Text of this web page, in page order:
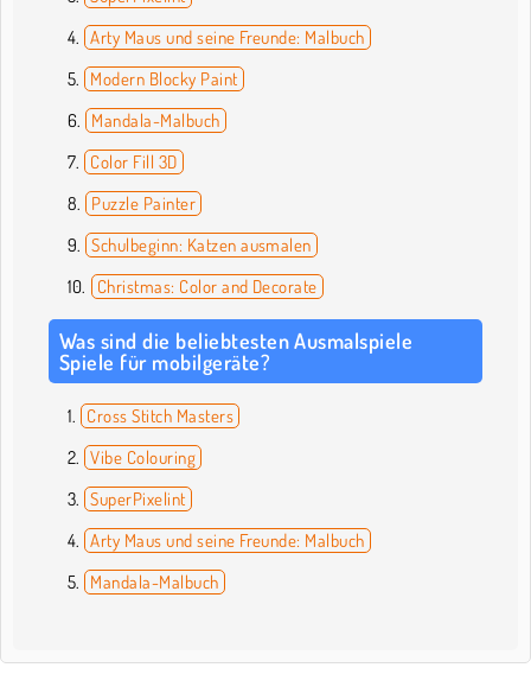
Arty Maus und seine Freunde: Malbuch
Modern Blocky Paint
Mandala-Malbuch
Color Fill 3D
Puzzle Painter
Schulbeginn: Katzen ausmalen
Christmas: Color and Decorate
Was sind die beliebtesten Ausmalspiele
Spiele für mobilgeräte?
Cross Stitch Masters
Vibe Colouring
SuperPixelint
Arty Maus und seine Freunde: Malbuch
Mandala-Malbuch